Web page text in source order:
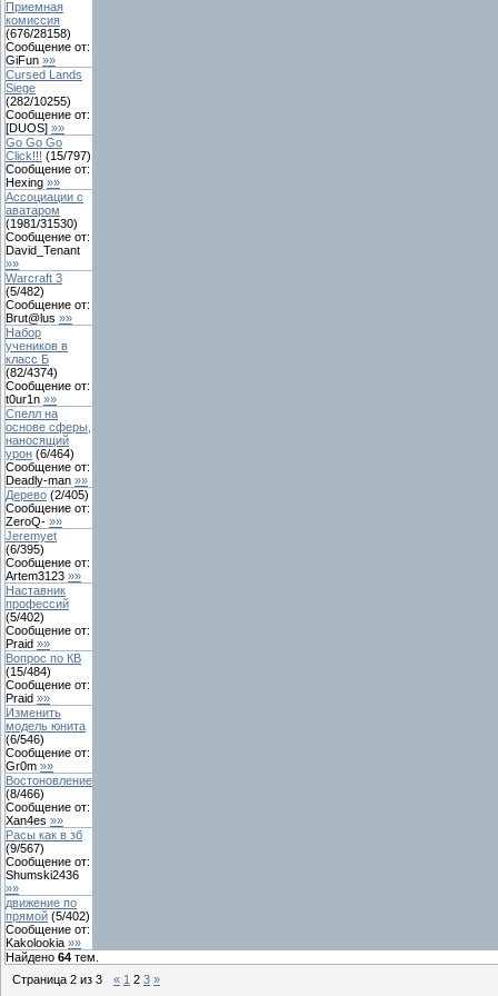
Приемная
комиссия
(676/28158)
Сообщение от:
GiFun »»
Cursed Lands
Siege
(282/10255)
Сообщение от:
[DUОS] »»
Go Go Go
Click!!! (15/797)
Сообщение от:
Hexing »»
Ассоциации с
аватаром
(1981/31530)
Сообщение от:
David_Tenant
»»
Warcraft 3
(5/482)
Сообщение от:
Brut@lus »»
Набор
учеников в
класс Б
(82/4374)
Сообщение от:
t0ur1n »»
Спелл на
основе сферы,
наносящий
урон (6/464)
Сообщение от:
Deadly-man »»
Дерево (2/405)
Сообщение от:
ZeroQ- »»
Jeremyet
(6/395)
Сообщение от:
Artem3123 »»
Наставник
профессий
(5/402)
Сообщение от:
Praid »»
Вопрос по КВ
(15/484)
Сообщение от:
Praid »»
Изменить
модель юнита
(6/546)
Сообщение от:
Gr0m »»
Востоновление
(8/466)
Сообщение от:
Xan4es »»
Расы как в зб
(9/567)
Сообщение от:
Shumski2436
»»
движение по
прямой (5/402)
Сообщение от:
Kakolookia »»
Найдено 64 тем.
Страница 2 из 3 « 1 2 3 »